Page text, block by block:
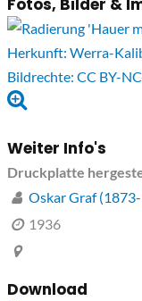
Fotos, Bilder &
Weiter Info's
Druckplatte
Oskar Graf
1936
Download